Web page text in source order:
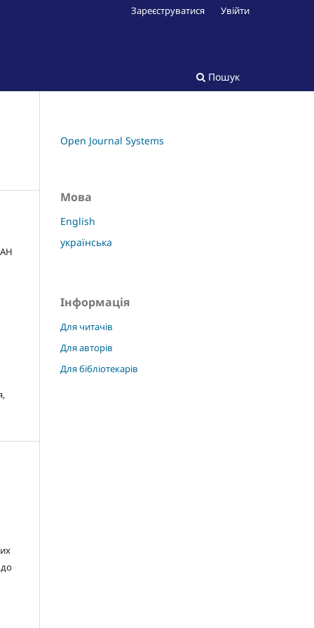
Пошук
Зареєструватися Увійти
до
Open Journal Systems
Мова
English
українська
Інформація
Для читачів
Для авторів
Для бібліотекарів